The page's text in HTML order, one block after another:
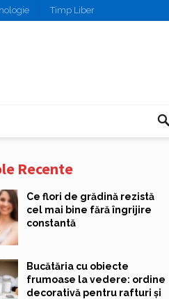
Timp Liber
Recente
Ce flori de grădină rezistă
cel mai bine fără îngrijire
constantă
Bucătăria cu obiecte
frumoase la vedere: ordine
decorativă pentru rafturi și